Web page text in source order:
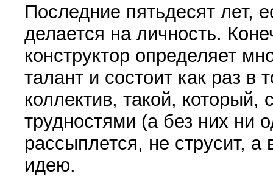
Последние пятьдесят лет,
делается на личность.
конструктор определяет
талант и состоит как раз в
коллектив, такой,
трудностями (а без них ни
рассыплется, не струсит,
идею.